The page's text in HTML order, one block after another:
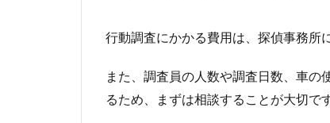
追い
たい
2.3
行動調査にかかる費用は、探偵事務所
また、調査員の人数や調査日数、車の
るため、まずは相談することが大切です